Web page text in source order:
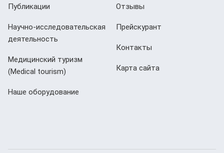
Публикации
Научно-исследовательская
деятельность
Медицинский туризм
(Мedical tourism)
Наше оборудование
Отзывы
Прейскурант
Контакты
Карта сайта